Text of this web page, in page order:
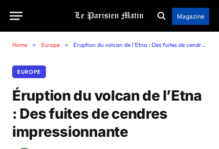
Magazine
Home » Europe » Éruption du volcan de l’Etna : Des fuites de cendres impressionnante
EUROPE
Éruption du volcan de l’Etna
: Des fuites de cendres
impressionnante